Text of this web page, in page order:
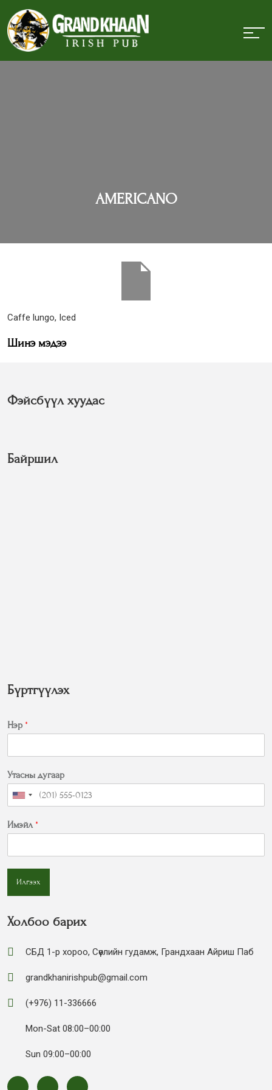
AMERICANO
Caffe lungo, Iced
Шинэ мэдээ
Фэйсбүүл хуудас
Байршил
Бүртгүүлэх
Нэр *
Утасны дугаар
Имэйл *
Илгээх
Холбоо барих
СБД 1-р хороо, Сөүлийн гудамж, Грандхаан Айриш Паб
grandkhanirishpub@gmail.com
(+976) 11-336666
Mon-Sat 08:00–00:00
Sun 09:00–00:00